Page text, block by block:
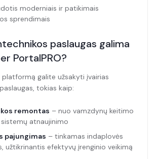
moderniais ir patikimais
sprendimais
paslaugas galima
PortalPRO?
platformą galite užsakyti įvairias
tokias kaip:
remontas – nuo vamzdynų keitimo
atnaujinimo
pajungimas – tinkamas indaplovės
užtikrinantis efektyvų įrenginio veikimą